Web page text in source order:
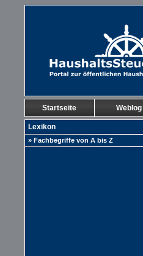
Startseite Weblog
Lexikon
» Fachbegriffe von A bis Z